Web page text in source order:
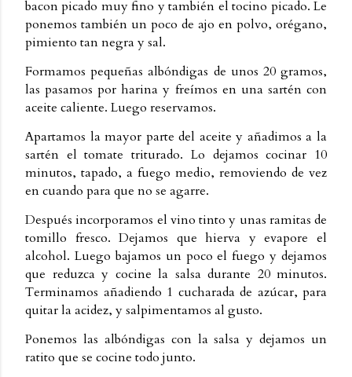
bacon picado muy fino y también el tocino picado. Le
ponemos también un poco de ajo en polvo, orégano,
pimiento tan negra y sal.
Formamos pequeñas albóndigas de unos 20 gramos,
las pasamos por harina y freímos en una sartén con
aceite caliente. Luego reservamos.
Apartamos la mayor parte del aceite y añadimos a la
sartén el tomate triturado. Lo dejamos cocinar 10
minutos, tapado, a fuego medio, removiendo de vez
en cuando para que no se agarre.
Después incorporamos el vino tinto y unas ramitas de
tomillo fresco. Dejamos que hierva y evapore el
alcohol. Luego bajamos un poco el fuego y dejamos
que reduzca y cocine la salsa durante 20 minutos.
Terminamos añadiendo 1 cucharada de azúcar, para
quitar la acidez, y salpimentamos al gusto.
Ponemos las albóndigas con la salsa y dejamos un
ratito que se cocine todo junto.